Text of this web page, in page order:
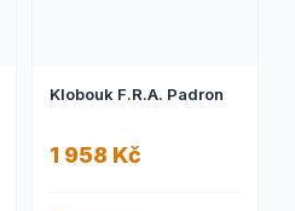
Klobouk F.R.A. Padron
1 958 Kč